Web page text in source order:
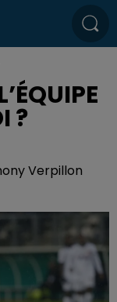
?
Verpillon